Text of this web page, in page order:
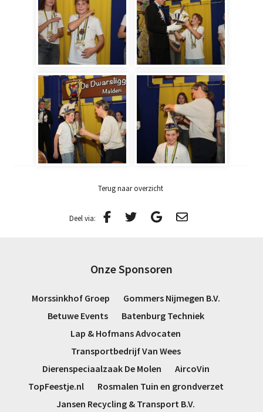
Terug naar overzicht
Deel via:
Onze Sponsoren
Morssinkhof Groep
Gommers Nijmegen B.V.
Betuwe Events
Batenburg Techniek
Lap & Hofmans Advocaten
Transportbedrijf Van Wees
Dierenspeciaalzaak De Molen
AircoVin
TopFeestje.nl
Rosmalen Tuin en grondverzet
Jansen Recycling & Transport B.V.